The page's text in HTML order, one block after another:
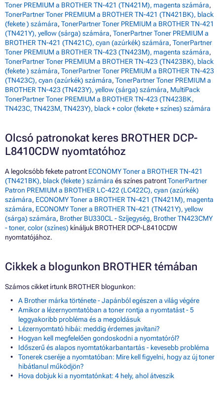
Toner PREMIUM a BROTHER TN-421 (TN421M), magenta számára,
TonerPartner Toner PREMIUM a BROTHER TN-421 (TN421BK), black
(fekete ) számára, TonerPartner Toner PREMIUM a BROTHER TN-421
(TN421Y), yellow (sárga) számára, TonerPartner Toner PREMIUM a
BROTHER TN-421 (TN421C), cyan (azúrkék) számára, TonerPartner
Toner PREMIUM a BROTHER TN-423 (TN423M), magenta számára,
TonerPartner Toner PREMIUM a BROTHER TN-423 (TN423BK), black
(fekete ) számára, TonerPartner Toner PREMIUM a BROTHER TN-423
(TN423C), cyan (azúrkék) számára, TonerPartner Toner PREMIUM a
BROTHER TN-423 (TN423Y), yellow (sárga) számára, MultiPack
TonerPartner Toner PREMIUM a BROTHER TN-423 (TN423BK,
TN423C, TN423M, TN423Y), black + color (fekete + színes) számára
Olcsó patronokat keres BROTHER DCP-
L8410CDW nyomtatóhoz
A legolcsóbb fekete patront ECONOMY Toner a BROTHER TN-421
(TN421BK), black (fekete ) számára és színes patrontTonerPartner
Patron PREMIUM a BROTHER LC-422 (LC422C), cyan (azúrkék)
számára, ECONOMY Toner a BROTHER TN-421 (TN421M), magenta
számára, ECONOMY Toner a BROTHER TN-421 (TN421Y), yellow
(sárga) számára, Brother BU330CL - Szíjegység, Brother TN423CMY
- toner, color (színes) kínáljuk BROTHER DCP-L8410CDW
nyomtatójához.
Cikkek a blogunkon BROTHER témában
Számos cikket írtunk BROTHER blogunkon:
A Brother márka története - Japánból egészen a világ végére
Amikor a lézernyomtatóban a toner rontja a nyomtatást - 5
leggyakoribb probléma és a megoldásuk
Lézernyomtató hibái: meddig érdemes javítani?
Hogyan kell megfelelően gondoskodni a nyomtatóról?
Időszerű és alapos nyomtatókarbantartás - kevesebb probléma
Tonerek cseréje a nyomtatóban: Mire kell figyelni, hogy az új toner
hibátlanul működjön?
Hova dobjuk ki a nyomtatónkat: 4 hely, ahol átveszik